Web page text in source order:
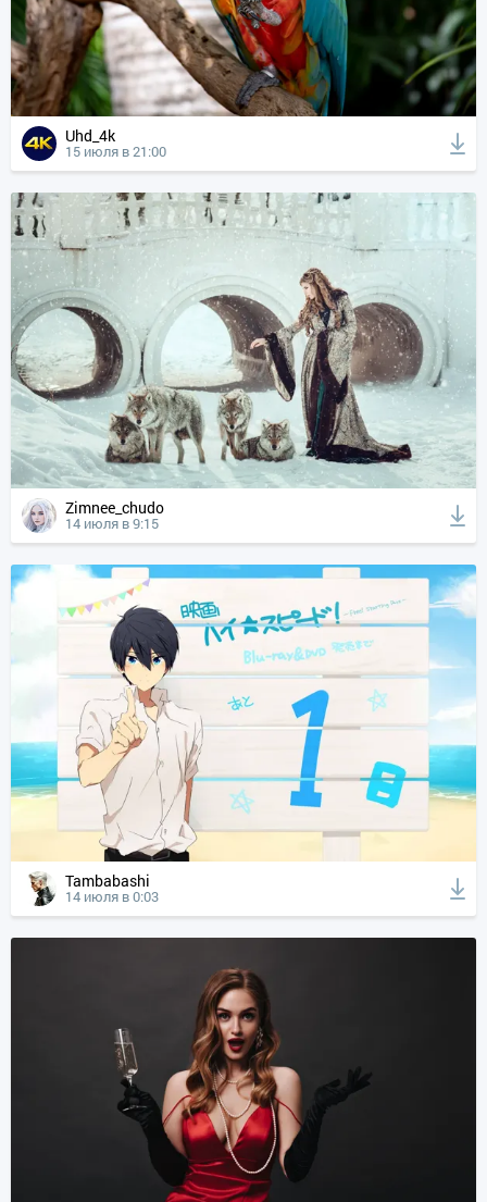
Uhd_4k
15 июля в 21:00
Zimnee_chudo
14 июля в 9:15
Tambabashi
14 июля в 0:03